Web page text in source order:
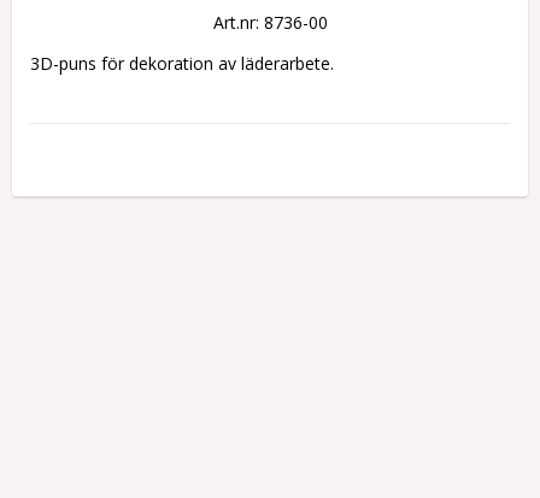
Art.nr: 8736-00
3D-puns för dekoration av läderarbete.